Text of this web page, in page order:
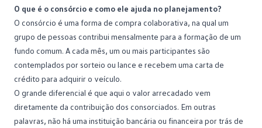
O que é o consórcio e como ele ajuda no planejamento?
O consórcio é uma forma de compra colaborativa, na qual um
grupo de pessoas contribui mensalmente para a formação de um
fundo comum. A cada mês, um ou mais participantes são
contemplados por sorteio ou lance e recebem uma carta de
crédito para adquirir o veículo.
O grande diferencial é que aqui o valor arrecadado vem
diretamente da contribuição dos consorciados. Em outras
palavras, não há uma instituição bancária ou financeira por trás de